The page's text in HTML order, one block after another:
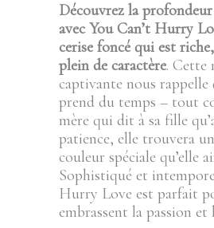
Découvrez la profondeur
avec You Can’t Hurry
cerise foncé qui est
plein de caractère. Cette
captivante nous rappelle
prend du temps – tout
mère qui dit à sa fille
patience, elle trouvera
couleur spéciale qu’elle
Sophistiqué et
Hurry Love est parfait
embrassent la passion et